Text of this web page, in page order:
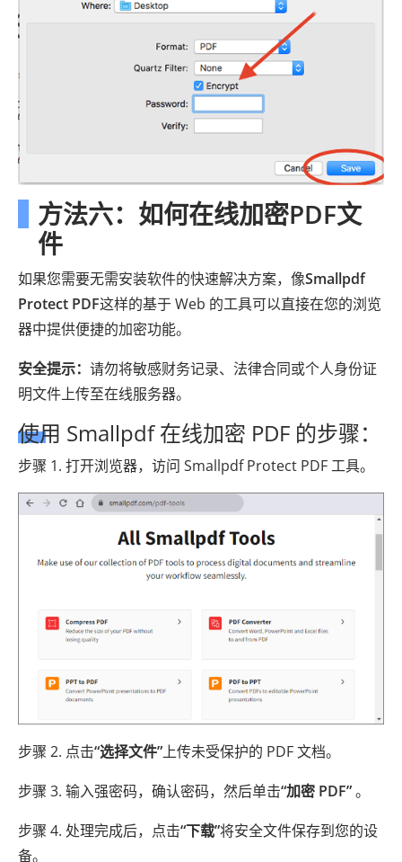
方法六：如何在线加密PDF文
件
如果您需要无需安装软件的快速解决方案，像Smallpdf
Protect PDF这样的基于 Web 的工具可以直接在您的浏览
器中提供便捷的加密功能。
安全提示： 请勿将敏感财务记录、法律合同或个人身份证
明文件上传至在线服务器。
使用 Smallpdf 在线加密 PDF 的步骤：
步骤 1. 打开浏览器，访问 Smallpdf Protect PDF 工具。
步骤 2. 点击“选择文件”上传未受保护的 PDF 文档。
步骤 3. 输入强密码，确认密码，然后单击“加密 PDF”。
步骤 4. 处理完成后，点击“下载”将安全文件保存到您的设
备。